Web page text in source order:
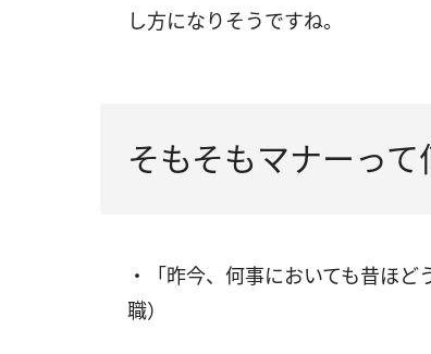
し方になりそうですね。
そもそもマナーって
・「昨今、何事においても昔ほ
職）